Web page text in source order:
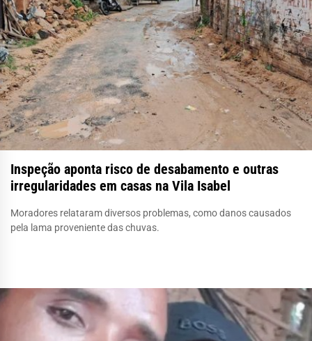
Inspeção aponta risco de desabamento e outras
irregularidades em casas na Vila Isabel
Moradores relataram diversos problemas, como danos causados
pela lama proveniente das chuvas.